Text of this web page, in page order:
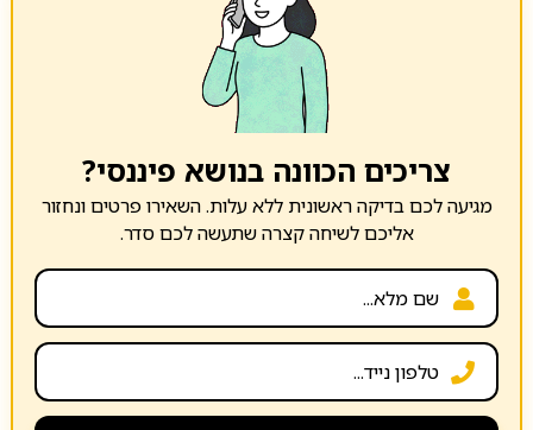
צריכים הכוונה בנושא פיננסי?
מגיעה לכם בדיקה ראשונית ללא עלות. השאירו פרטים ונחזור
אליכם לשיחה קצרה שתעשה לכם סדר.